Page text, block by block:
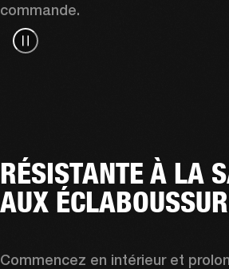
commande.
RÉSISTANTE À LA
AUX
Commencez en intérieur et